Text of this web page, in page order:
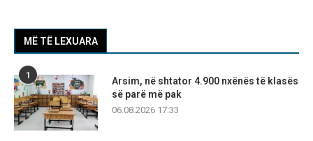
MË TË LEXUARA
1
Arsim, në shtator 4.900 nxënës të klasës
së parë më pak
06.08.2026 17:33